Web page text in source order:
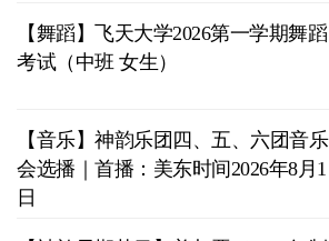
【舞蹈】飞天大学2026第一学期舞蹈
考试（中班 女生）
【音乐】神韵乐团四、五、六团音乐
会选播｜首播：美东时间2026年8月1
日